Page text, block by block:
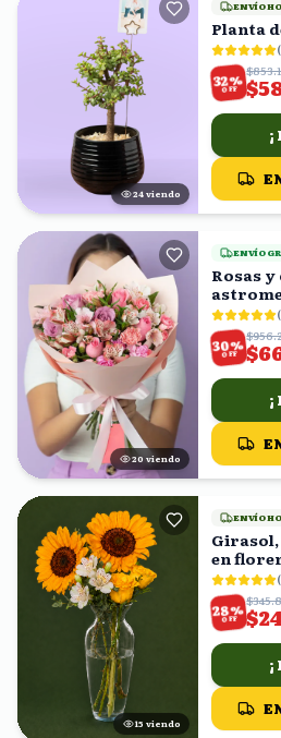
23 viendo
ENVÍO
Planta
(
32%
OFF
20 viendo
ENVÍO
Rosas
(
30%
OFF
15 viendo
ENVÍO
en
(
28%
OFF